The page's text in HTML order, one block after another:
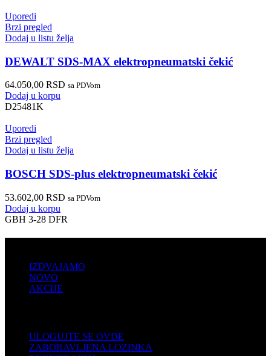
Uporedi
Brzi pregled
Dodaj u listu želja
DEWALT SDS-MAX elektropneumatski čekić
64.050,00 RSD sa PDVom
Dodaj u korpu
D25481K
Uporedi
Brzi pregled
Dodaj u listu želja
BOSCH SDS-plus elektropneumatski čekić
53.602,00 RSD sa PDVom
Dodaj u korpu
GBH 3-28 DFR
IZDVAJAMO
NOVO
AKCIJE
ULOGUJTE SE OVDE
ZABORAVLJENA LOZINKA